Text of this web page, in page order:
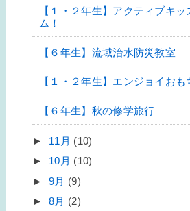
【１・２年生】アクティブキ
ム！
【６年生】流域治水防災教室
【１・２年生】エンジョイおも
【６年生】秋の修学旅行
► 11月 (10)
► 10月 (10)
► 9月 (9)
► 8月 (2)